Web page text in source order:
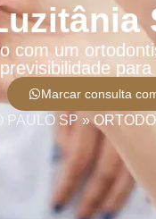
com um
Marcar consulta
PAULO SP »